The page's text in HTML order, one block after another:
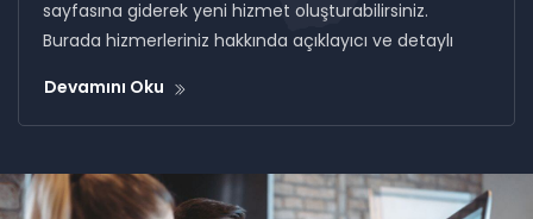
sayfasına giderek yeni hizmet oluşturabilirsiniz.
Burada hizmerleriniz hakkında açıklayıcı ve detaylı
Devamını Oku